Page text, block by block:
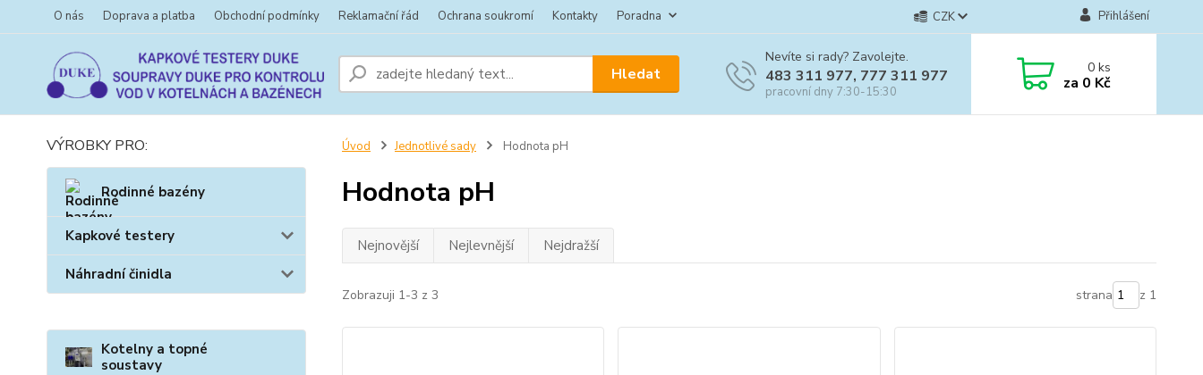
O nás Doprava a platba Obchodní podmínky Reklamační řád Ochrana soukromí Kontakty Poradna CZK Přihlášení
Hledat
Nevíte si rady? Zavolejte.
483 311 977, 777 311 977
pracovní dny 7:30-15:30
0ks
za 0 Kč
VÝROBKY PRO:
Rodinné bazény
Kapkové testery
Náhradní činidla
Kotelny a topné
soustavy
Úvod Jednotlivé sady Hodnota pH
Hodnota pH
Nejnovější Nejlevnější Nejdražší
Zobrazuji 1-3 z 3 strana z 1